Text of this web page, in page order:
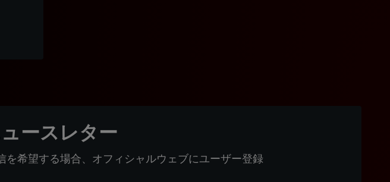
ースレター
希望する場合、オフィシャルウェブにユーザー登録